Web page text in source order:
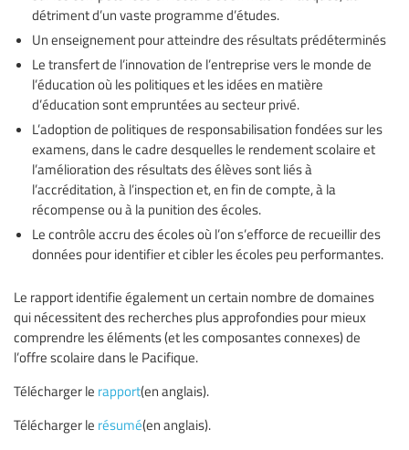
détriment d’un vaste programme d’études.
Un enseignement pour atteindre des résultats prédéterminés
Le transfert de l’innovation de l’entreprise vers le monde de
l’éducation où les politiques et les idées en matière
d’éducation sont empruntées au secteur privé.
L’adoption de politiques de responsabilisation fondées sur les
examens, dans le cadre desquelles le rendement scolaire et
l’amélioration des résultats des élèves sont liés à
l’accréditation, à l’inspection et, en fin de compte, à la
récompense ou à la punition des écoles.
Le contrôle accru des écoles où l’on s’efforce de recueillir des
données pour identifier et cibler les écoles peu performantes.
Le rapport identifie également un certain nombre de domaines
qui nécessitent des recherches plus approfondies pour mieux
comprendre les éléments (et les composantes connexes) de
l’offre scolaire dans le Pacifique.
Télécharger le rapport(en anglais).
Télécharger le résumé(en anglais).